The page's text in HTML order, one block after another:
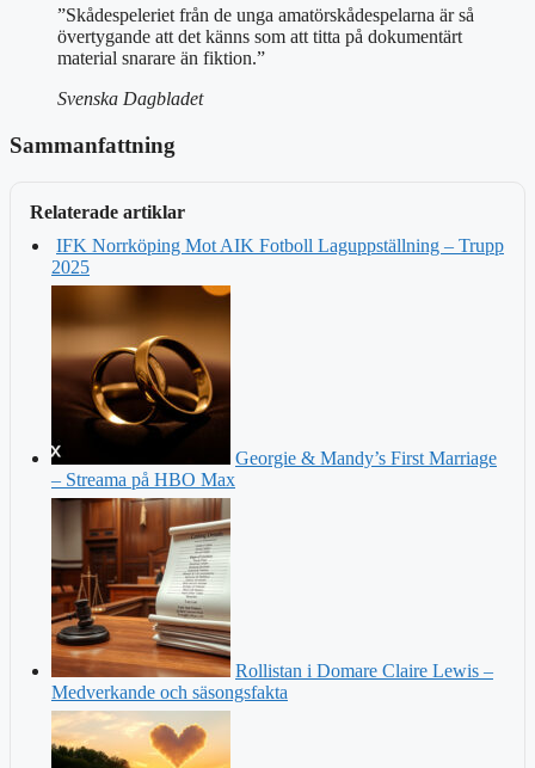
”Skådespeleriet från de unga amatörskådespelarna är så
övertygande att det känns som att titta på dokumentärt
material snarare än fiktion.”
Svenska Dagbladet
Sammanfattning
Relaterade artiklar
IFK Norrköping Mot AIK Fotboll Laguppställning – Trupp
2025
Georgie & Mandy’s First Marriage
– Streama på HBO Max
Rollistan i Domare Claire Lewis –
Medverkande och säsongsfakta